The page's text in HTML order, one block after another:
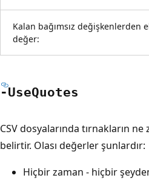
Kalan bağımsız değişkenlerden
değer:
-UseQuotes
CSV dosyalarında tırnakların ne
belirtir. Olası değerler şunlardır:
Hiçbir zaman - hiçbir